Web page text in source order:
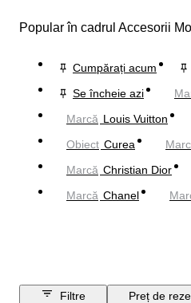
Popular în cadrul Accesorii
Cumpărați acum
Se încheie azi
Marcă Louis Vuitton
Obiect Curea
Marcă Christian Dior
Marcă Chanel
Filtre
Preț de